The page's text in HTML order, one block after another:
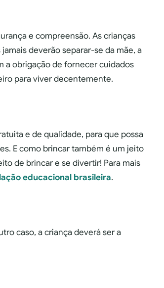
e compreensão. As crianças
deverão separar-se da mãe, a
a obrigação de fornecer cuidados
para viver decentemente.
e de qualidade, para que possa
E como brincar também é um jeito
de brincar e se divertir! Para mais
educacional brasileira.
caso, a criança deverá ser a